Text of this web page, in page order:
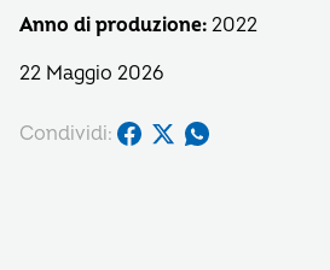
Anno di produzione: 2022
22 Maggio 2026
Condividi: